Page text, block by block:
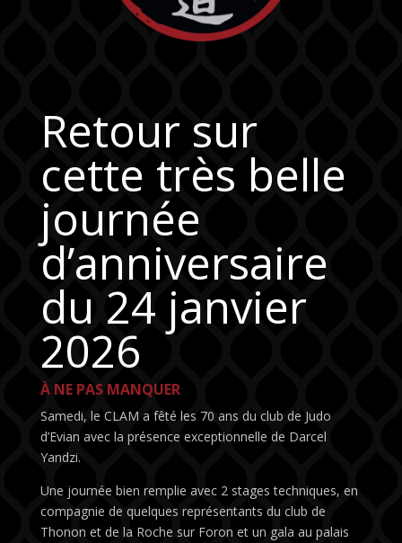
Retour sur
cette très belle
journée
d’anniversaire
du 24 janvier
2026
À NE PAS MANQUER
Samedi, le CLAM a fêté les 70 ans du club de Judo
d’Evian avec la présence exceptionnelle de Darcel
Yandzi.
Une journée bien remplie avec 2 stages techniques, en
compagnie de quelques représentants du club de
Thonon et de la Roche sur Foron et un gala au palais